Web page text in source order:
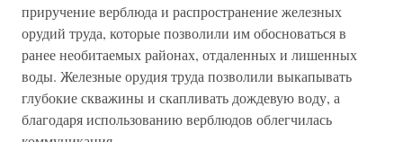
приручение верблюда и распространение железных
орудий труда, которые позволили им обосноваться в
ранее необитаемых районах, отдаленных и лишенных
воды. Железные орудия труда позволили выкапывать
глубокие скважины и скапливать дождевую воду, а
благодаря использованию верблюдов облегчилась